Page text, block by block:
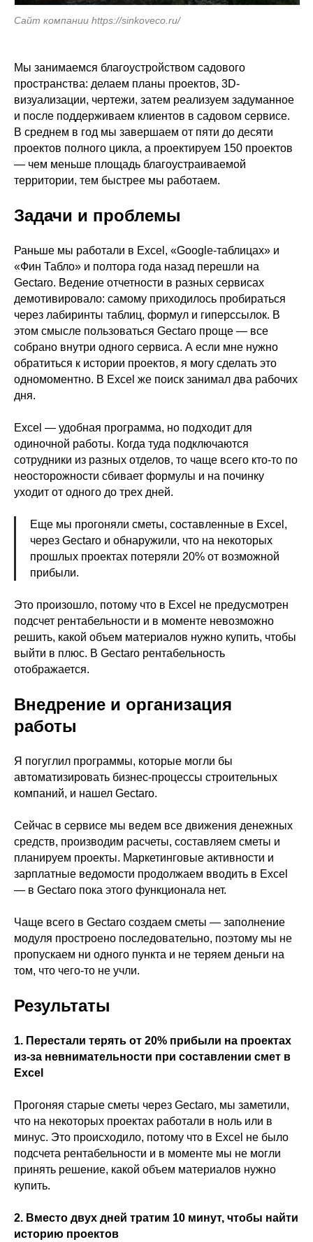
Сайт компании https://sinkoveco.ru/
Мы занимаемся благоустройством садового
пространства: делаем планы проектов, 3D-
визуализации, чертежи, затем реализуем задуманное
и после поддерживаем клиентов в садовом сервисе.
В среднем в год мы завершаем от пяти до десяти
проектов полного цикла, а проектируем 150 проектов
— чем меньше площадь благоустраиваемой
территории, тем быстрее мы работаем.
Задачи и проблемы
Раньше мы работали в Excel, «Google-таблицах» и
«Фин Табло» и полтора года назад перешли на
Gectaro. Ведение отчетности в разных сервисах
демотивировало: самому приходилось пробираться
через лабиринты таблиц, формул и гиперссылок. В
этом смысле пользоваться Gectaro проще — все
собрано внутри одного сервиса. А если мне нужно
обратиться к истории проектов, я могу сделать это
одномоментно. В Excel же поиск занимал два рабочих
дня.
Excel — удобная программа, но подходит для
одиночной работы. Когда туда подключаются
сотрудники из разных отделов, то чаще всего кто-то по
неосторожности сбивает формулы и на починку
уходит от одного до трех дней.
Еще мы прогоняли сметы, составленные в Excel,
через Gectaro и обнаружили, что на некоторых
прошлых проектах потеряли 20% от возможной
прибыли.
Это произошло, потому что в Excel не предусмотрен
подсчет рентабельности и в моменте невозможно
решить, какой объем материалов нужно купить, чтобы
выйти в плюс. В Gectaro рентабельность
отображается.
Внедрение и организация
работы
Я погуглил программы, которые могли бы
автоматизировать бизнес-процессы строительных
компаний, и нашел Gectaro.
Сейчас в сервисе мы ведем все движения денежных
средств, производим расчеты, составляем сметы и
планируем проекты. Маркетинговые активности и
зарплатные ведомости продолжаем вводить в Excel
— в Gectaro пока этого функционала нет.
Чаще всего в Gectaro создаем сметы — заполнение
модуля простроено последовательно, поэтому мы не
пропускаем ни одного пункта и не теряем деньги на
том, что чего-то не учли.
Результаты
1. Перестали терять от 20% прибыли на проектах
из-за невнимательности при составлении смет в
Excel
Прогоняя старые сметы через Gectaro, мы заметили,
что на некоторых проектах работали в ноль или в
минус. Это происходило, потому что в Excel не было
подсчета рентабельности и в моменте мы не могли
принять решение, какой объем материалов нужно
купить.
2. Вместо двух дней тратим 10 минут, чтобы найти
историю проектов